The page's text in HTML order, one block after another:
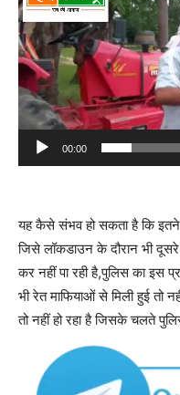
00:00
यह कैसे संभव हो सकता है कि
जिसे लॉकडाउन के दौरान भी
कर नहीं पा रही है,पुलिस का इस
भी रेत माफियाओं से मिली हुई तो
तो नहीं हो रहा है जिसके चलते